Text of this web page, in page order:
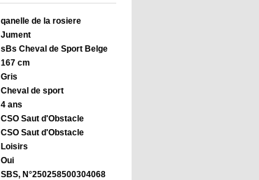
qanelle de la rosiere
Jument
sBs Cheval de Sport Belge
167 cm
Gris
Cheval de sport
4 ans
CSO Saut d'Obstacle
CSO Saut d'Obstacle
Loisirs
Oui
SBS, N°250258500304068